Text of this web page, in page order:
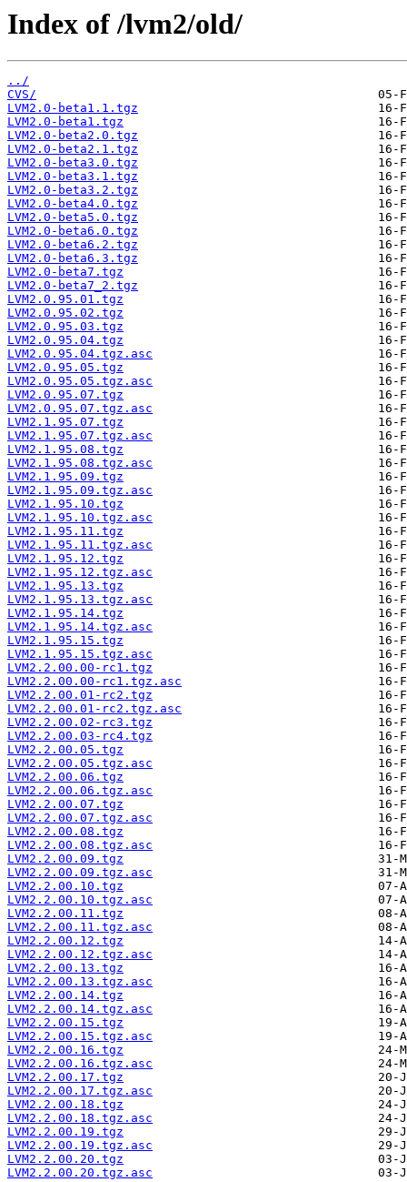
Index of /lvm2/old/
../
CVS/
LVM2.0-beta1.1.tgz
LVM2.0-beta1.tgz
LVM2.0-beta2.0.tgz
LVM2.0-beta2.1.tgz
LVM2.0-beta3.0.tgz
LVM2.0-beta3.1.tgz
LVM2.0-beta3.2.tgz
LVM2.0-beta4.0.tgz
LVM2.0-beta5.0.tgz
LVM2.0-beta6.0.tgz
LVM2.0-beta6.2.tgz
LVM2.0-beta6.3.tgz
LVM2.0-beta7.tgz
LVM2.0-beta7_2.tgz
LVM2.0.95.01.tgz
LVM2.0.95.02.tgz
LVM2.0.95.03.tgz
LVM2.0.95.04.tgz
LVM2.0.95.04.tgz.asc
LVM2.0.95.05.tgz
LVM2.0.95.05.tgz.asc
LVM2.0.95.07.tgz
LVM2.0.95.07.tgz.asc
LVM2.1.95.07.tgz
LVM2.1.95.07.tgz.asc
LVM2.1.95.08.tgz
LVM2.1.95.08.tgz.asc
LVM2.1.95.09.tgz
LVM2.1.95.09.tgz.asc
LVM2.1.95.10.tgz
LVM2.1.95.10.tgz.asc
LVM2.1.95.11.tgz
LVM2.1.95.11.tgz.asc
LVM2.1.95.12.tgz
LVM2.1.95.12.tgz.asc
LVM2.1.95.13.tgz
LVM2.1.95.13.tgz.asc
LVM2.1.95.14.tgz
LVM2.1.95.14.tgz.asc
LVM2.1.95.15.tgz
LVM2.1.95.15.tgz.asc
LVM2.2.00.00-rc1.tgz
LVM2.2.00.00-rc1.tgz.asc
LVM2.2.00.01-rc2.tgz
LVM2.2.00.01-rc2.tgz.asc
LVM2.2.00.02-rc3.tgz
LVM2.2.00.03-rc4.tgz
LVM2.2.00.05.tgz
LVM2.2.00.05.tgz.asc
LVM2.2.00.06.tgz
LVM2.2.00.06.tgz.asc
LVM2.2.00.07.tgz
LVM2.2.00.07.tgz.asc
LVM2.2.00.08.tgz
LVM2.2.00.08.tgz.asc
LVM2.2.00.09.tgz
LVM2.2.00.09.tgz.asc
LVM2.2.00.10.tgz
LVM2.2.00.10.tgz.asc
LVM2.2.00.11.tgz
LVM2.2.00.11.tgz.asc
LVM2.2.00.12.tgz
LVM2.2.00.12.tgz.asc
LVM2.2.00.13.tgz
LVM2.2.00.13.tgz.asc
LVM2.2.00.14.tgz
LVM2.2.00.14.tgz.asc
LVM2.2.00.15.tgz
LVM2.2.00.15.tgz.asc
LVM2.2.00.16.tgz
LVM2.2.00.16.tgz.asc
LVM2.2.00.17.tgz
LVM2.2.00.17.tgz.asc
LVM2.2.00.18.tgz
LVM2.2.00.18.tgz.asc
LVM2.2.00.19.tgz
LVM2.2.00.19.tgz.asc
LVM2.2.00.20.tgz
LVM2.2.00.20.tgz.asc